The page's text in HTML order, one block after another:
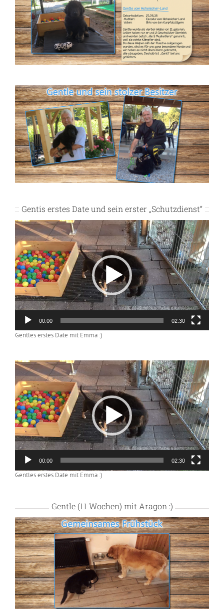
Gentis erstes Date und sein erster „Schutzdienst“
Video-
Player
00:00 02:30
Gentles erstes Date mit Emma :)
Video-
Player
00:00 02:30
Gentles erstes Date mit Emma :)
Gentle (11 Wochen) mit Aragon :)